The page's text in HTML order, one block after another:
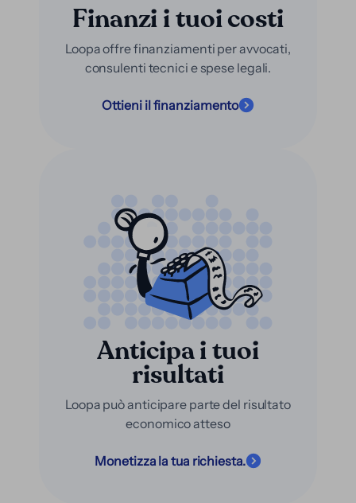
Finanzi i tuoi costi
Loopa offre finanziamenti per avvocati,
consulenti tecnici e spese legali.
Ottieni il finanziamento
Anticipa i tuoi
risultati
Loopa può anticipare parte del risultato
economico atteso
Monetizza la tua richiesta.